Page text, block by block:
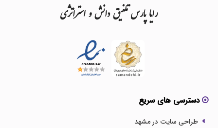
رایاپارستلفیقدانشواستراتژی
دسترسی های سریع
طراحی سایت در مشهد